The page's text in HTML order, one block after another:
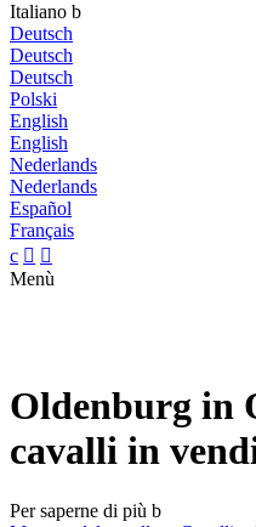
Italiano b
Deutsch
Deutsch
Deutsch
Polski
English
English
Nederlands
Nederlands
Español
Français
c  
Menù
Oldenburg in
cavalli in
Per saperne di più b